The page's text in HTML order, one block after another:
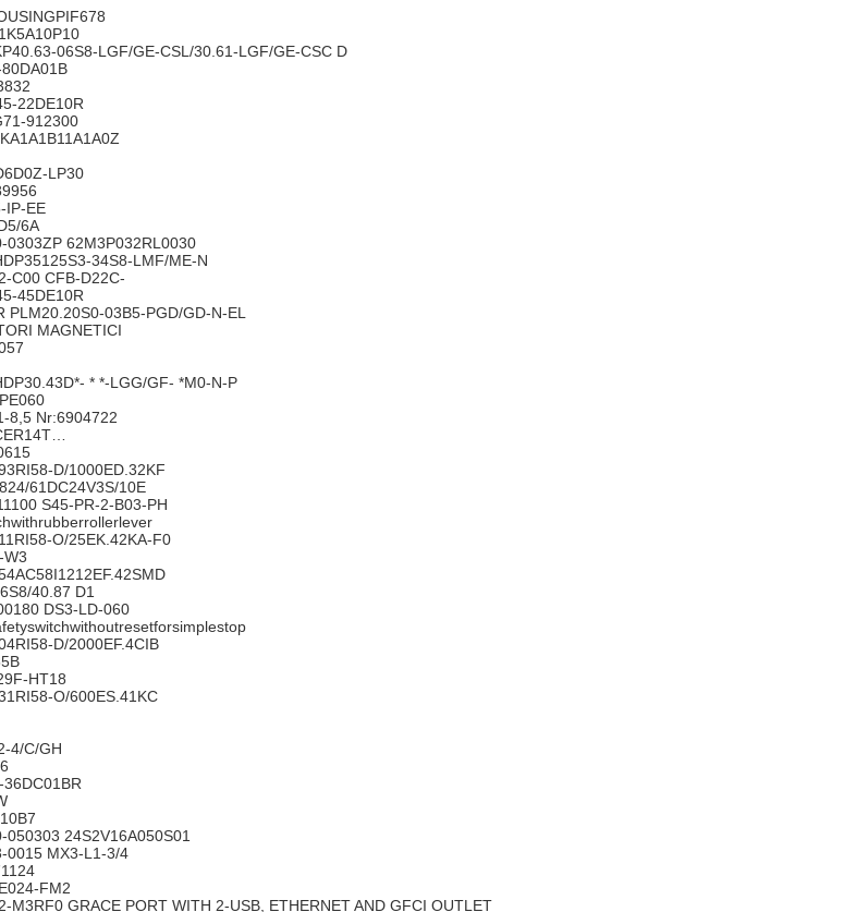
06S8-LGF/GE-CSL/30.61-LGF/GE-CSC D
80DA01B
22DE10R
912300
LP30
IP-EE
6A
0303ZP 62M3P032RL0030
34S8-LMF/ME-N
C00 CFB-D22C-
45DE10R
PLM20.20S0-03B5-PGD/GD-N-EL
MAGNETICI
* *-LGG/GF- *M0-N-P
8,5 Nr:6904722
D/1000ED.32KF
61DC24V3S/10E
S45-PR-2-B03-PH
O/25EK.42KA-F0
W3
40.87 D1
DS3-LD-060
D/2000EF.4CIB
HT18
O/600ES.41KC
4/C/GH
36DC01BR
050303 24S2V16A050S01
0015 MX3-L1-3/4
FM2
M3RF0 GRACE PORT WITH 2-USB, ETHERNET AND GFCI OUTLET